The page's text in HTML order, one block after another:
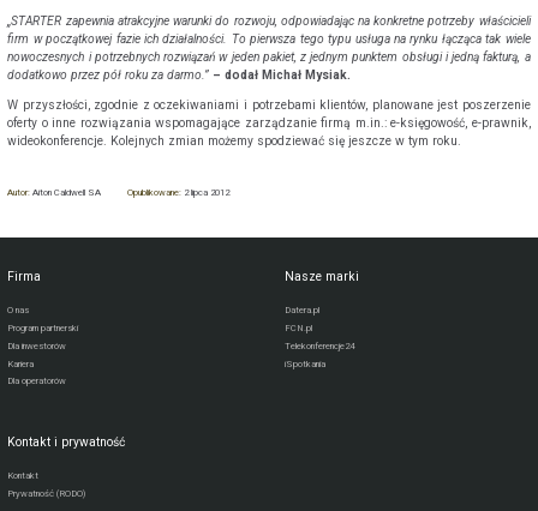
„STARTER zapewnia atrakcyjne warunki do rozwoju, odpowiadając na konkretne potrzeby właścicieli
firm w początkowej fazie ich działalności. To pierwsza tego typu usługa na rynku łącząca tak wiele
nowoczesnych i potrzebnych rozwiązań w jeden pakiet, z jednym punktem obsługi i jedną fakturą, a
dodatkowo przez pół roku za darmo.” – dodał Michał Mysiak.
W przyszłości, zgodnie z oczekiwaniami i potrzebami klientów, planowane jest poszerzenie
oferty o inne rozwiązania wspomagające zarządzanie firmą m.in.: e-księgowość, e-prawnik,
wideokonferencje. Kolejnych zmian możemy spodziewać się jeszcze w tym roku.
Autor:Aiton Caldwell SA Opublikowane: 2 lipca 2012
Firma
O nas
Program partnerski
Dla inwestorów
Kariera
Dla operatorów
Nasze marki
Datera.pl
FCN.pl
Telekonferencje24
iSpotkania
Kontakt i prywatność
Kontakt
Prywatność (RODO)